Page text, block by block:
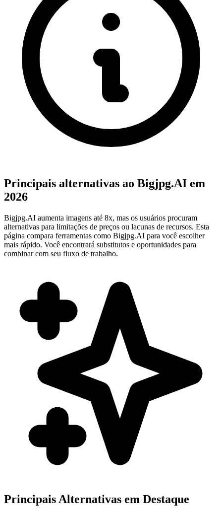
Principais alternativas ao Bigjpg.AI em
2026
Bigjpg.AI aumenta imagens até 8x, mas os usuários procuram
alternativas para limitações de preços ou lacunas de recursos. Esta
página compara ferramentas como Bigjpg.AI para você escolher
mais rápido. Você encontrará substitutos e oportunidades para
combinar com seu fluxo de trabalho.
Principais Alternativas em Destaque